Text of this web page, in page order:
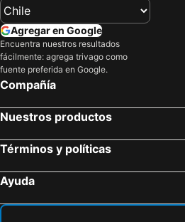
Agregar en Google
Encuentra nuestros resultados
fácilmente: agrega trivago como
fuente preferida en Google.
Compañía
Nuestros productos
Términos y políticas
Ayuda